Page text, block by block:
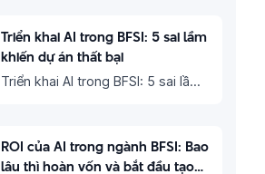
liệt, ngành bán lẻ đang chuyển
dịch mạnh từ “bán sản phẩm”…
Triển khai AI trong BFSI: 5 sai lầm
khiến dự án thất bại
Triển khai AI trong BFSI: 5 sai lầm
ngành tài chính. Tuy nhiên, một
thực tế…
ROI của AI trong ngành BFSI: Bao
lâu thì hoàn vốn và bắt đầu tạo